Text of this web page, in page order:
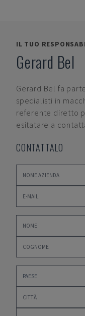
IL TUO
Gerard Bel
Gerard Bel fa
specialisti in
referente diretto
esitatare a
CONTATTALO